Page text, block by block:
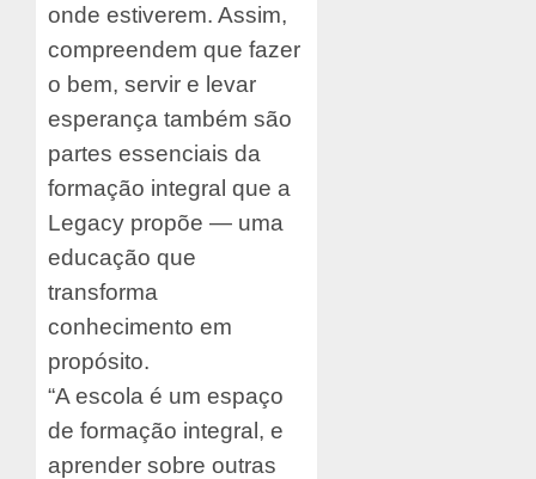
onde estiverem. Assim,
compreendem que fazer
o bem, servir e levar
esperança também são
partes essenciais da
formação integral que a
Legacy propõe — uma
educação que
transforma
conhecimento em
propósito.
“A escola é um espaço
de formação integral, e
aprender sobre outras